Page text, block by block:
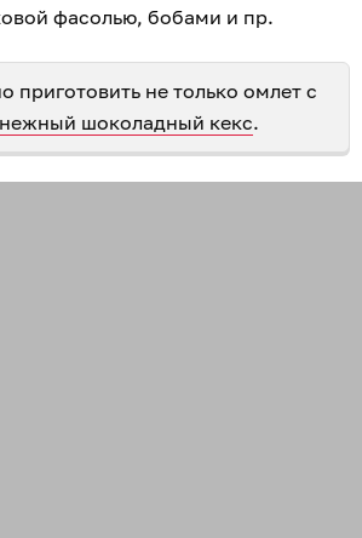
фасолью, бобами и пр.
приготовить не только омлет с
нежный шоколадный кекс.